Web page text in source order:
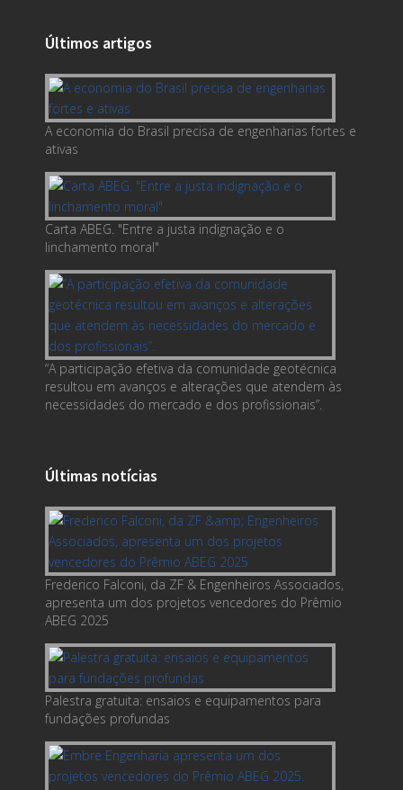
Últimos artigos
A economia do Brasil precisa de engenharias fortes e
ativas
Carta ABEG. "Entre a justa indignação e o
linchamento moral"
“A participação efetiva da comunidade geotécnica
resultou em avanços e alterações que atendem às
necessidades do mercado e dos profissionais”.
Últimas notícias
Frederico Falconi, da ZF & Engenheiros Associados,
apresenta um dos projetos vencedores do Prêmio
ABEG 2025
Palestra gratuita: ensaios e equipamentos para
fundações profundas